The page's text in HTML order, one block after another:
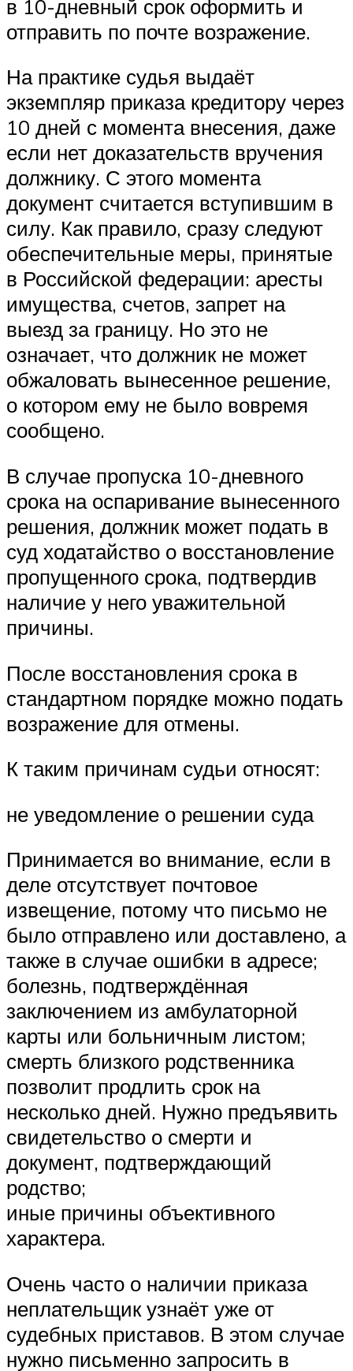
в 10-дневный срок оформить и
отправить по почте возражение.
На практике судья выдаёт
экземпляр приказа кредитору через
10 дней с момента внесения, даже
если нет доказательств вручения
должнику. С этого момента
документ считается вступившим в
силу. Как правило, сразу следуют
обеспечительные меры, принятые
в Российской федерации: аресты
имущества, счетов, запрет на
выезд за границу. Но это не
означает, что должник не может
обжаловать вынесенное решение,
о котором ему не было вовремя
сообщено.
В случае пропуска 10-дневного
срока на оспаривание вынесенного
решения, должник может подать в
суд ходатайство о восстановление
пропущенного срока, подтвердив
наличие у него уважительной
причины.
После восстановления срока в
стандартном порядке можно подать
возражение для отмены.
К таким причинам судьи относят:
не уведомление о решении суда
Принимается во внимание, если в
деле отсутствует почтовое
извещение, потому что письмо не
было отправлено или доставлено, а
также в случае ошибки в адресе;
болезнь, подтверждённая
заключением из амбулаторной
карты или больничным листом;
смерть близкого родственника
позволит продлить срок на
несколько дней. Нужно предъявить
свидетельство о смерти и
документ, подтверждающий
родство;
иные причины объективного
характера.
Очень часто о наличии приказа
неплательщик узнаёт уже от
судебных приставов. В этом случае
нужно письменно запросить в